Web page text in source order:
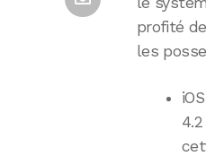
profité
les